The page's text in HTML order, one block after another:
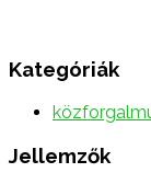
Kategóriák
Jellemzők